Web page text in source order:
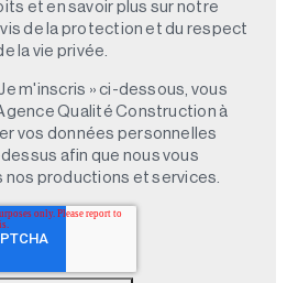
et en savoir plus sur notre
de la protection et du respect
la vie privée.
m'inscris » ci-dessous, vous
Qualité Construction à
vos données personnelles
afin que nous vous
nos productions et services.